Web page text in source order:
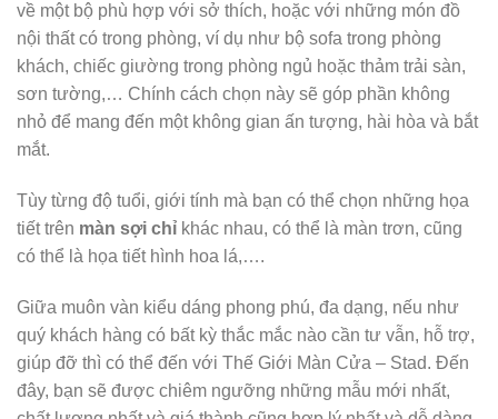
về một bộ phù hợp với sở thích, hoặc với những món đồ
nội thất có trong phòng, ví dụ như bộ sofa trong phòng
khách, chiếc giường trong phòng ngủ hoặc thảm trải sàn,
sơn tường,… Chính cách chọn này sẽ góp phần không
nhỏ để mang đến một không gian ấn tượng, hài hòa và bắt
mắt.
Tùy từng độ tuổi, giới tính mà bạn có thể chọn những họa
tiết trên màn sợi chỉ khác nhau, có thể là màn trơn, cũng
có thể là họa tiết hình hoa lá,….
Giữa muôn vàn kiểu dáng phong phú, đa dạng, nếu như
quý khách hàng có bất kỳ thắc mắc nào cần tư vẫn, hỗ trợ,
giúp đỡ thì có thể đến với Thế Giới Màn Cửa – Stad. Đến
đây, bạn sẽ được chiêm ngưỡng những mẫu mới nhất,